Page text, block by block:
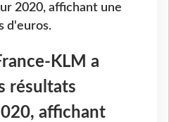
2020, affichant une
d'euros.
KLM a
résultats
affichant